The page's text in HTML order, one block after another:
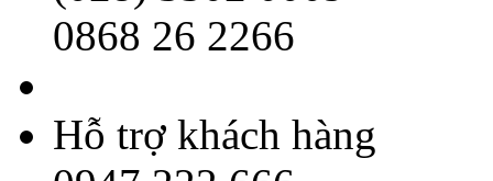
0868 26 2266
Hỗ trợ khách hàng